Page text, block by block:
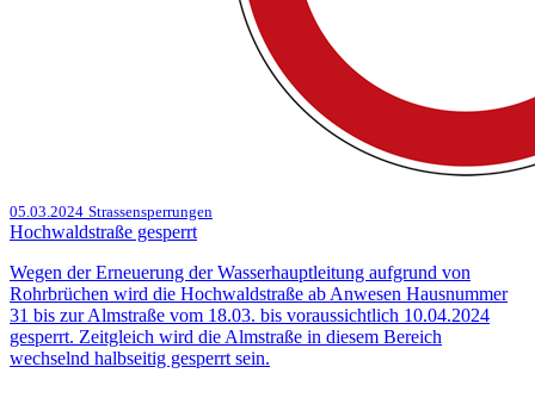
05.03.2024 Strassensperrungen
Hochwaldstraße gesperrt
Wegen der Erneuerung der Wasserhauptleitung aufgrund von
Rohrbrüchen wird die Hochwaldstraße ab Anwesen Hausnummer
31 bis zur Almstraße vom 18.03. bis voraussichtlich 10.04.2024
gesperrt. Zeitgleich wird die Almstraße in diesem Bereich
wechselnd halbseitig gesperrt sein.